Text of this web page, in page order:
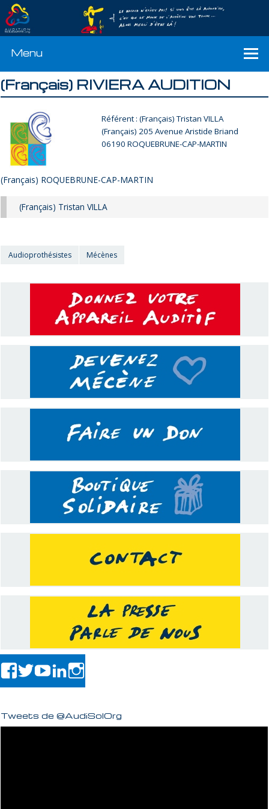
Menu
(Français) RIVIERA AUDITION
Référent : (Français) Tristan VILLA
(Français) 205 Avenue Aristide Briand
06190 ROQUEBRUNE-CAP-MARTIN
(Français) ROQUEBRUNE-CAP-MARTIN
(Français) Tristan VILLA
Audioprothésistes Mécènes
Tweets de @AudiSolOrg